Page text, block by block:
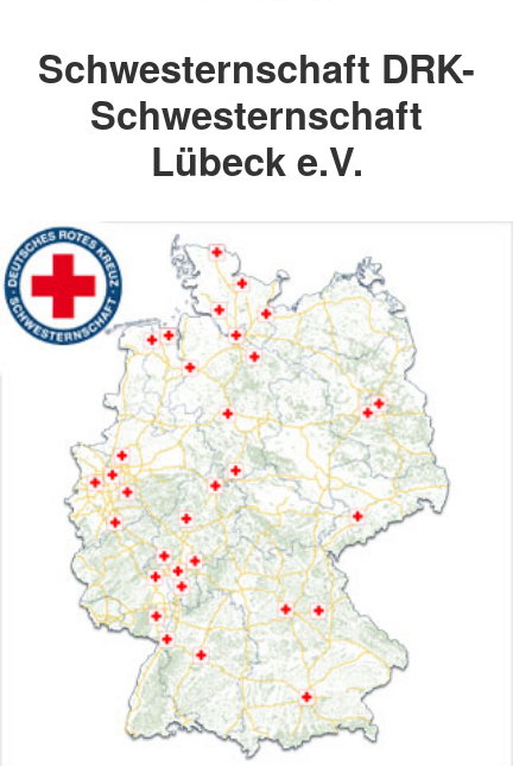
Schwesternschaft DRK-
Schwesternschaft
Lübeck e.V.